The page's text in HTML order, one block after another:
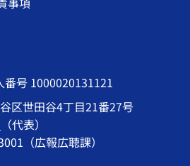
番号 1000020131121
区世田谷4丁目21番27号
（代表）
（広報広聴課）